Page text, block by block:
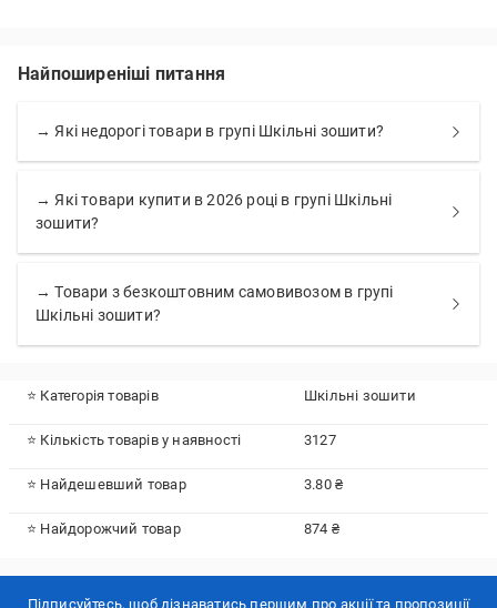
Найпоширеніші питання
→ Які недорогі товари в групі Шкільні зошити?
→ Які товари купити в 2026 році в групі Шкільні
зошити?
→ Товари з безкоштовним самовивозом в групі
Шкільні зошити?
⭐ Категорія товарів Шкільні зошити
⭐ Кількість товарів у наявності 3127
⭐ Найдешевший товар 3.80 ₴
⭐ Найдорожчий товар 874 ₴
Підписуйтесь, щоб дізнаватись першим про акції та пропозиції